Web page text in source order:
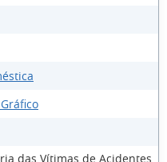
das Vítimas de Acidentes